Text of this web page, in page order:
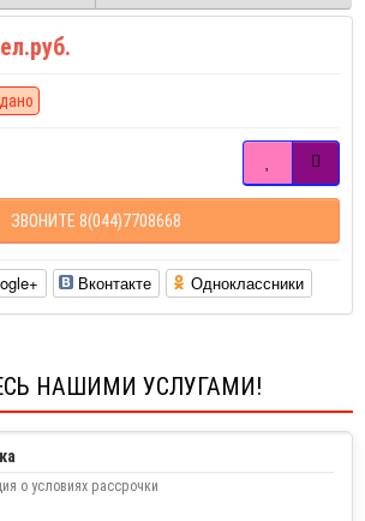
ЗВОНИТЕ 8(044)7708668
Вконтакте Одноклассники
НАШИМИ УСЛУГАМИ!
о условиях рассрочки